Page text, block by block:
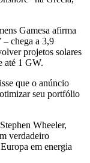
Gamesa afirma
– chega a 3,9
projetos solares
até 1 GW.
que o anúncio
seu portfólio
Wheeler,
verdadeiro
em energia